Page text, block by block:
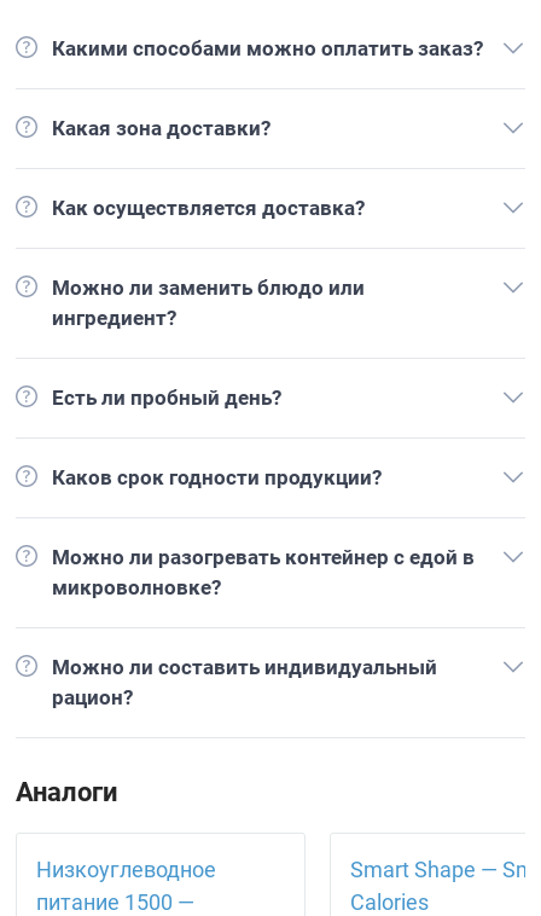
Какими способами можно оплатить заказ?
Какая зона доставки?
Как осуществляется доставка?
Можно ли заменить блюдо или
ингредиент?
Есть ли пробный день?
Каков срок годности продукции?
Можно ли разогревать контейнер с едой в
микроволновке?
Можно ли составить индивидуальный
рацион?
Аналоги
Низкоуглеводное
питание 1500 —
Smart Shape —
Calories